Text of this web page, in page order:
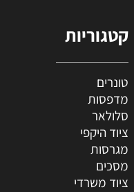
קטגוריות
טונרים
מדפסות
סלולאר
ציוד היקפי
מגרסות
מסכים
ציוד משרדי